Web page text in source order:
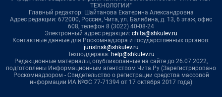
ТЕХНОЛОГИИ"
Главный редактор: Шайтанова Екатерина Александровна
Адрес редакции: 672000, Россия, Чита, ул. Балябина, д. 13, 6 этаж, офис
608, телефон 8 (3022) 40-08-24
Электронный адрес редакции: chita@shkulev.ru
Контактные данные для Роскомнадзора и государственных органов:
juristnsk@shkulev.ru
Техподдержка: help@shkulev.ru
Редакционные материалы, опубликованные на сайте до 26.07.2022,
подготовлены Информационным агентством Чита.Ру (Зарегистрировано
Роскомнадзором - Свидетельство о регистрации средства массовой
информации ИА №ФС 77-71394 от 17 октября 2017 года)